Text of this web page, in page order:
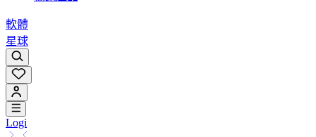
軟體
星球
Logi